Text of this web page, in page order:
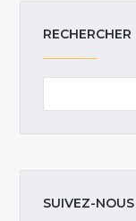
RECHERCHER
SUIVEZ-NOUS